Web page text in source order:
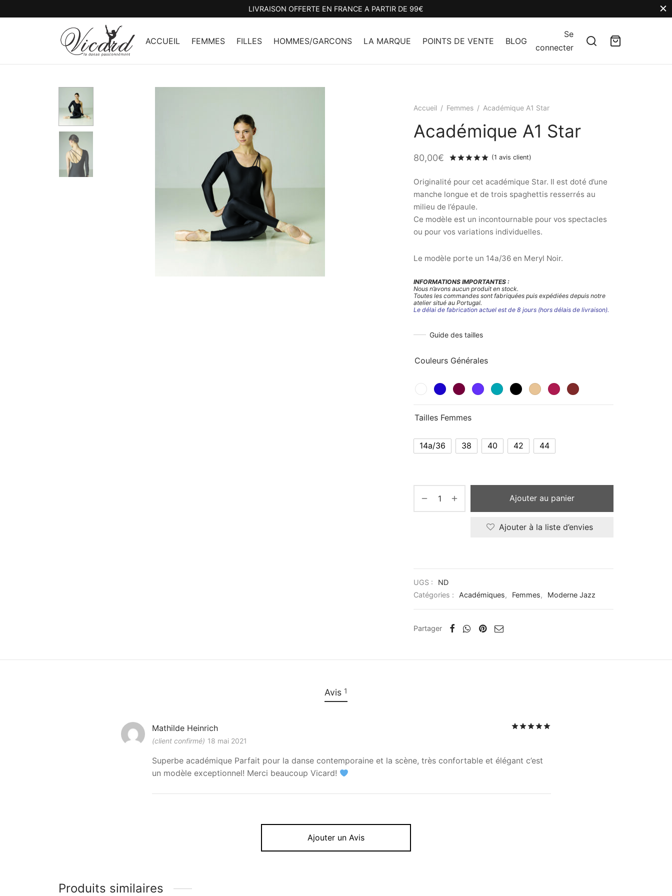
LIVRAISON OFFERTE EN FRANCE A PARTIR DE 99€
ACCUEIL FEMMES FILLES HOMMES/GARCONS LA MARQUE POINTS DE VENTE BLOG
Se
connecter
Accueil / Femmes / Académique A1 Star
Académique A1 Star
Notésur 5 basé sur
(1 avis client)
80,00€
Originalité pour cet académique Star. Il est doté d’une
manche longue et de trois spaghettis resserrés au
milieu de l’épaule.
Ce modèle est un incontournable pour vos spectacles
ou pour vos variations individuelles.
Le modèle porte un 14a/36 en Meryl Noir.
INFORMATIONS IMPORTANTES :
Nous n’avons aucun produit en stock.
Toutes les commandes sont fabriquées puis expédiées depuis notre
atelier situé au Portugal.
Le délai de fabrication actuel est de 8 jours (hors délais de livraison).
Guide des tailles
Couleurs Générales
Tailles Femmes
14a/36 38 40 42 44
Ajouter au panier
Ajouter à la liste d’envies
UGS :
ND
Catégories :
Académiques, Femmes, Moderne Jazz
Partager
Avis 1
Mathilde Heinrich
(client confirmé) 18 mai 2021
Superbe académique Parfait pour la danse contemporaine et la scène, très confortable et élégant c’est
un modèle exceptionnel! Merci beaucoup Vicard!
Ajouter un Avis
Produits similaires